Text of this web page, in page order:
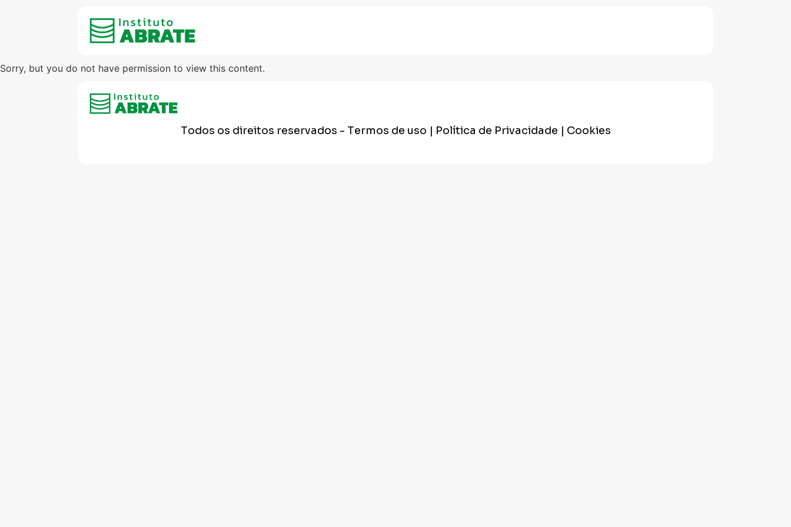
Sorry, but you do not have permission to view this content.
Todos os direitos reservados - Termos de uso | Política de Privacidade | Cookies